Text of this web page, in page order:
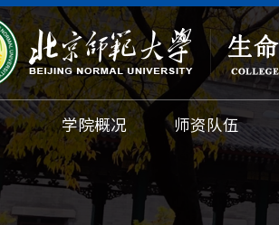
学院概况 师资队伍